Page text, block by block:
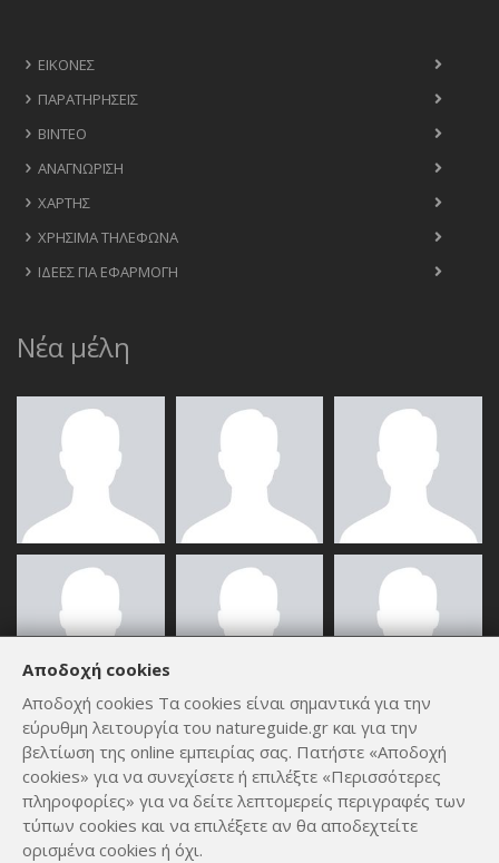
ΕΙΚΌΝΕΣ
ΠΑΡΑΤΗΡΉΣΕΙΣ
ΒΊΝΤΕΟ
ΑΝΑΓΝΏΡΙΣΗ
ΧΆΡΤΗΣ
ΧΡΉΣΙΜΑ ΤΗΛΈΦΩΝΑ
ΙΔΈΕΣ ΓΙΑ ΕΦΑΡΜΟΓΉ
Νέα μέλη
ΟΛΑ ΤΑ ΜΈΛΗ
Αποδοχή cookies
Αποδοχή cookies Τα cookies είναι σημαντικά για την
εύρυθμη λειτουργία του natureguide.gr και για την
βελτίωση της online εμπειρίας σας. Πατήστε «Αποδοχή
cookies» για να συνεχίσετε ή επιλέξτε «Περισσότερες
πληροφορίες» για να δείτε λεπτομερείς περιγραφές των
τύπων cookies και να επιλέξετε αν θα αποδεχτείτε
ορισμένα cookies ή όχι.